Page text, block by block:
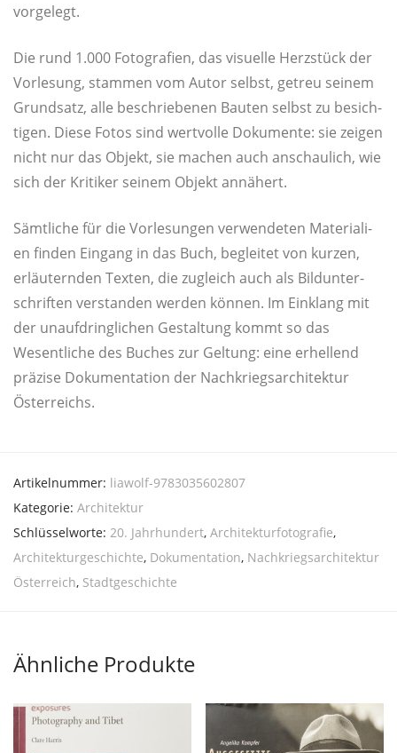
vorgelegt.
Die rund 1.000 Foto­gra­fien, das visu­el­le Herz­stück der
Vor­le­sung, stam­men vom Autor selbst, getreu sei­nem
Grund­satz, alle beschrie­be­nen Bau­ten selbst zu besich­
ti­gen. Die­se Fotos sind wert­vol­le Doku­men­te: sie zei­gen
nicht nur das Objekt, sie machen auch anschau­lich, wie
sich der Kri­ti­ker sei­nem Objekt annähert.
Sämt­li­che für die Vor­le­sun­gen ver­wen­de­ten Mate­ria­li­
en fin­den Ein­gang in das Buch, beglei­tet von kur­zen,
erläu­tern­den Tex­ten, die zugleich auch als Bild­un­ter­
schrif­ten ver­stan­den wer­den kön­nen. Im Ein­klang mit
der unauf­dring­li­chen Gestal­tung kommt so das
Wesent­li­che des Buches zur Gel­tung: eine erhel­lend
prä­zi­se Doku­men­ta­ti­on der Nach­kriegs­ar­chi­tek­tur
Österreichs.
Artikelnummer: liawolf-9783035602807
Kategorie: Architektur
Schlüsselworte: 20. Jahrhundert, Architekturfotografie,
Architekturgeschichte, Dokumentation, Nachkriegsarchitektur
Österreich, Stadtgeschichte
Ähnliche Produkte